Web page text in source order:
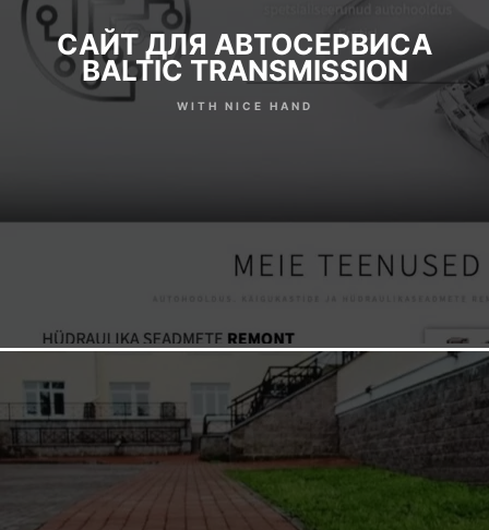
САЙТ ДЛЯ АВТОСЕРВИСА
BALTIC TRANSMISSION
WITH NICE HAND